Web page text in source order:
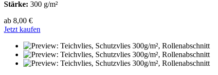
Stärke: 300 g/m²
ab 8,00 €
Jetzt kaufen